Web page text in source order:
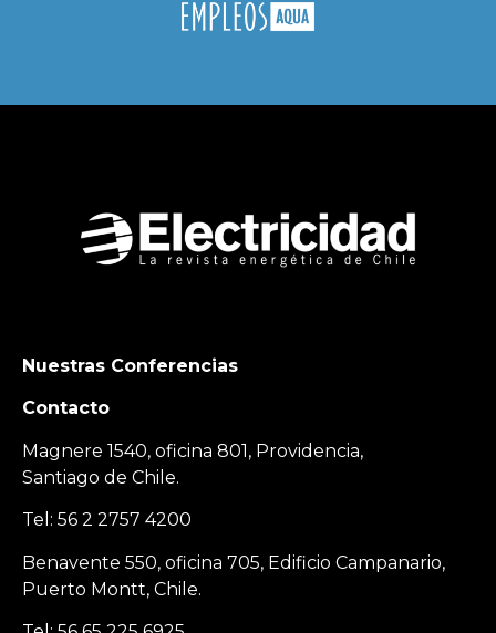
Nuestras Conferencias
Contacto
Magnere 1540, oficina 801, Providencia,
Santiago de Chile.
Tel: 56 2 2757 4200
Benavente 550, oficina 705, Edificio Campanario,
Puerto Montt, Chile.